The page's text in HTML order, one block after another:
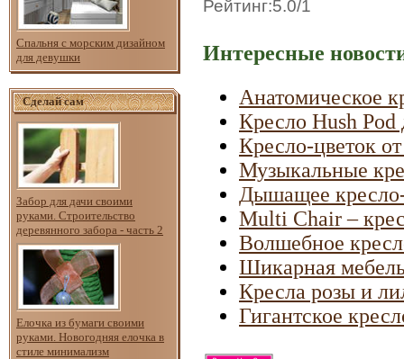
Спальня с морским дизайном
для девушки
Сделай сам
Забор для дачи своими
руками. Строительство
деревянного забора - часть 2
Елочка из бумаги своими
руками. Новогодняя елочка в
стиле минимализм
Рейтинг:5.0/1
Интересные
Анатомическое
Кресло Hush
Кресло-цветок
Музыкальные
Дышащее
Multi Chair –
Волшебное
Шикарная
Кресла розы и
Гигантское